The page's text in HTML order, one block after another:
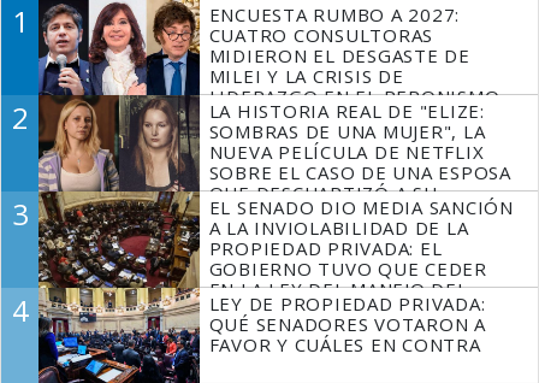
1
ENCUESTA RUMBO A 2027:
CUATRO CONSULTORAS
MIDIERON EL DESGASTE DE
MILEI Y LA CRISIS DE
LIDERAZGO EN EL PERONISMO
2
LA HISTORIA REAL DE "ELIZE:
SOMBRAS DE UNA MUJER", LA
NUEVA PELÍCULA DE NETFLIX
SOBRE EL CASO DE UNA ESPOSA
QUE DESCUARTIZÓ A SU
MARIDO
3
EL SENADO DIO MEDIA SANCIÓN
A LA INVIOLABILIDAD DE LA
PROPIEDAD PRIVADA: EL
GOBIERNO TUVO QUE CEDER
EN LA LEY DEL MANEJO DEL
FUEGO
4
LEY DE PROPIEDAD PRIVADA:
QUÉ SENADORES VOTARON A
FAVOR Y CUÁLES EN CONTRA